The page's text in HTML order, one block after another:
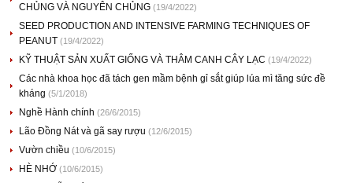
CHỦNG VÀ NGUYÊN CHỦNG (19/4/2022)
SEED PRODUCTION AND INTENSIVE FARMING TECHNIQUES OF
PEANUT (19/4/2022)
KỸ THUẬT SẢN XUẤT GIỐNG VÀ THÂM CANH CÂY LẠC (19/4/2022)
Các nhà khoa học đã tách gen mầm bệnh gỉ sắt giúp lúa mì tăng sức đề
kháng (5/1/2018)
Nghề Hành chính (26/6/2015)
Lão Đồng Nát và gã say rượu (12/6/2015)
Vườn chiều (10/6/2015)
HÈ NHỚ (10/6/2015)